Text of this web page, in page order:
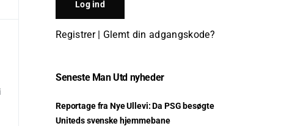
Registrer| Glemt din adgangskode?
Seneste Man Utd nyheder
Reportage fra Nye Ullevi: Da PSG besøgte
Uniteds svenske hjemmebane